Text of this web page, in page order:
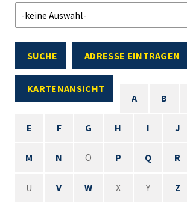
SUCHE ADRESSE EINTRAGEN
KARTENANSICHT
A
B
E F G H I J
M N O P Q R
U V W X Y Z